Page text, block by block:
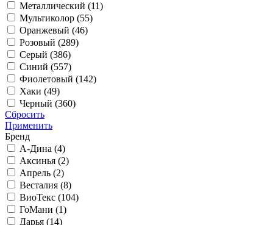
Металлический (11)
Мультиколор (55)
Оранжевый (46)
Розовый (289)
Серый (386)
Синий (557)
Фиолетовый (142)
Хаки (49)
Черный (360)
Сбросить
Применить
Бренд
А-Дина (4)
Аксинья (2)
Апрель (2)
Весталия (8)
ВиоТекс (104)
ГоМани (1)
Дарья (14)